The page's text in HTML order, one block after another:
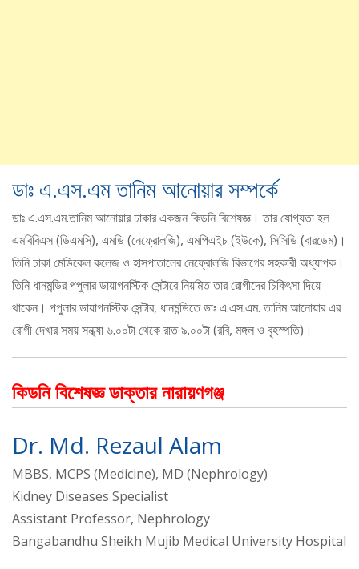
ডাঃ এ.এস.এম তানিম আনোয়ার সম্পর্কে
ডাঃ এ.এস.এম.তানিম আনোয়ার ঢাকার একজন কিডনি বিশেষজ্ঞ। তার যোগ্যতা হল
এমবিবিএস (ডিএমসি), এমডি (নেফ্রোলজি), এমপিএইচ (ইউকে), সিসিডি (বারডেম)।
তিনি ঢাকা মেডিকেল কলেজ ও হাসপাতালের নেফ্রোলজি বিভাগের সহকারী অধ্যাপক।
তিনি ধানমন্ডির পপুলার ডায়াগনস্টিক সেন্টারে নিয়মিত তার রোগীদের চিকিৎসা দিয়ে
থাকেন। পপুলার ডায়াগনস্টিক সেন্টার, ধানমন্ডিতে ডাঃ এ.এস.এম. তানিম আনোয়ার এর
রোগী দেখার সময় সন্ধ্যা ৬.০০টা থেকে রাত ৯.০০টা (রবি, মঙ্গল ও বৃহস্পতি)।
কিডনি বিশেষজ্ঞ ডাক্তার নারায়ণগঞ্জ
Dr. Md. Rezaul Alam
MBBS, MCPS (Medicine), MD (Nephrology)
Kidney Diseases Specialist
Assistant Professor, Nephrology
Bangabandhu Sheikh Mujib Medical University Hospital